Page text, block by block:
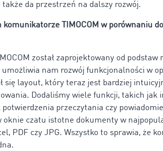
da przestrzeń na dalszy rozwój.
komunikatorze TIMOCOM w porównaniu
został zaprojektowany od podstaw
nam rozwój funkcjonalności w
się layout, który teraz jest bardziej
Dodaliśmy wiele funkcji, takich jak
przeczytania czy
oknie czatu istotne dokumenty w
PDF czy JPG. Wszystko to sprawia, że